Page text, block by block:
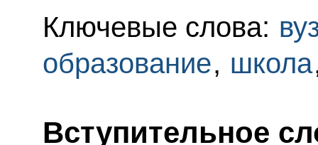
Ключевые слова:
образование, школа
Вступительное